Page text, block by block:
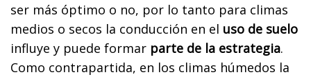
ser más óptimo o no, por lo tanto para climas
medios o secos la conducción en el uso de suelo
influye y puede formar parte de la estrategia.
Como contrapartida, en los climas húmedos la